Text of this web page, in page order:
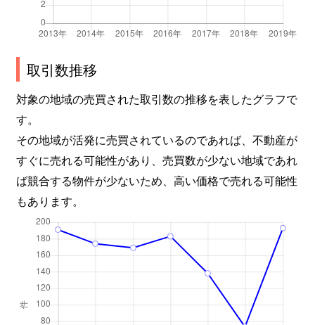
取引数推移
対象の地域の売買された取引数の推移を表したグラフで
す。
その地域が活発に売買されているのであれば、不動産が
すぐに売れる可能性があり、売買数が少ない地域であれ
ば競合する物件が少ないため、高い価格で売れる可能性
もあります。